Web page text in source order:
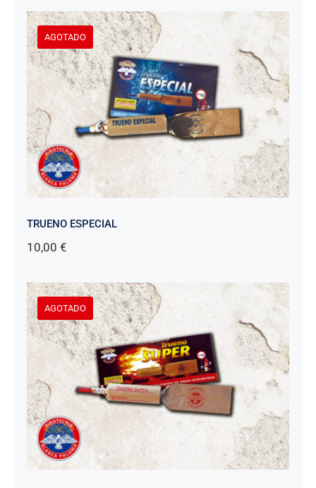
AGOTADO
TRUENO ESPECIAL
10,00 €
AGOTADO